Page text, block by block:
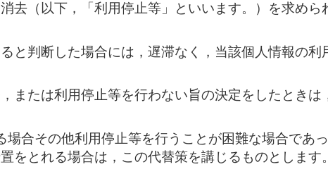
去（以下，「利用停止等」といいます。）を求めら
と判断した場合には，遅滞なく，当該個人情報の利
または利用停止等を行わない旨の決定をしたときは
合その他利用停止等を行うことが困難な場合であ
をとれる場合は，この代替策を講じるものとします。